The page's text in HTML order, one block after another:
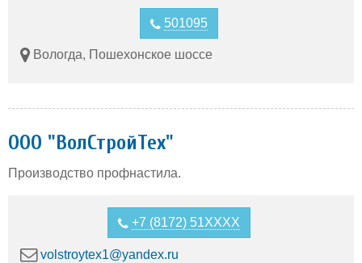
501095
Вологда, Пошехонское шоссе
ООО "ВолСтройТех"
Производство профнастила.
+7 (8172) 51XXXX
volstroytex1@yandex.ru